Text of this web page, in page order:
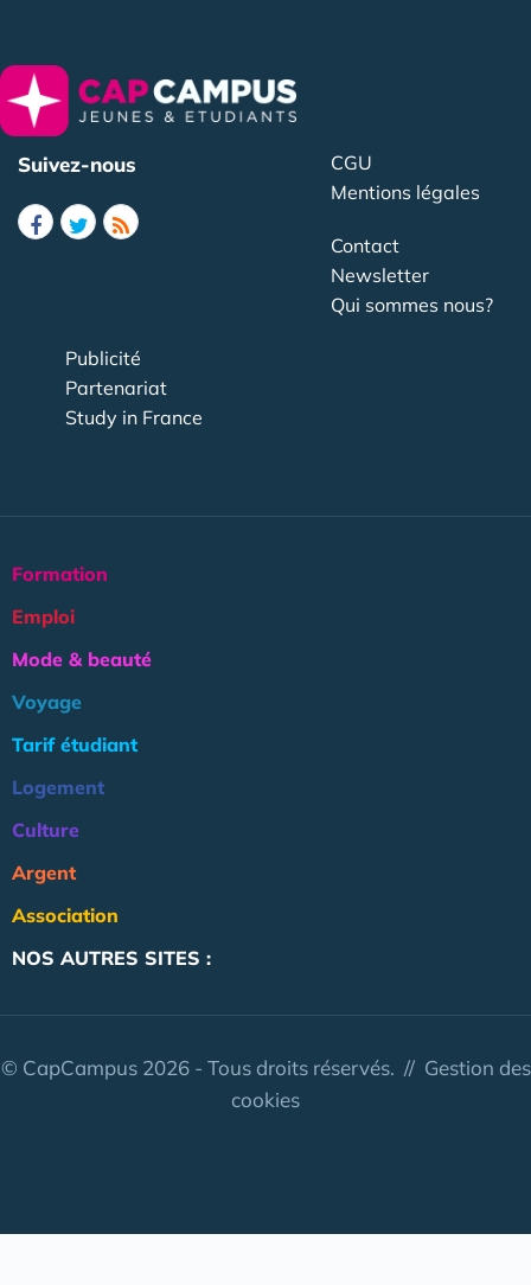
Suivez-nous
CGU
Mentions légales
Contact
Newsletter
Qui sommes nous?
Publicité
Partenariat
Study in France
Formation
Emploi
Mode & beauté
Voyage
Tarif étudiant
Logement
Culture
Argent
Association
NOS AUTRES SITES :
© CapCampus 2026 - Tous droits réservés. // Gestion des
cookies